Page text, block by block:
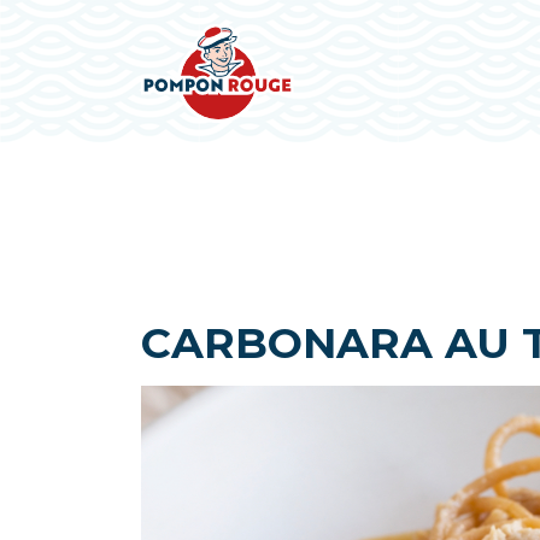
CARBONARA AU